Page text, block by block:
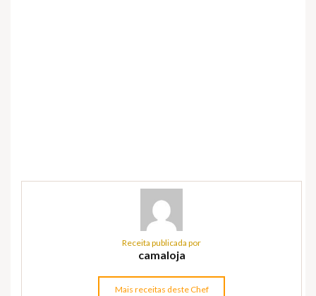
Receita publicada por
camaloja
Mais receitas deste Chef